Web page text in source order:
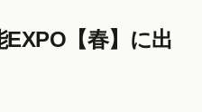
【春】に出